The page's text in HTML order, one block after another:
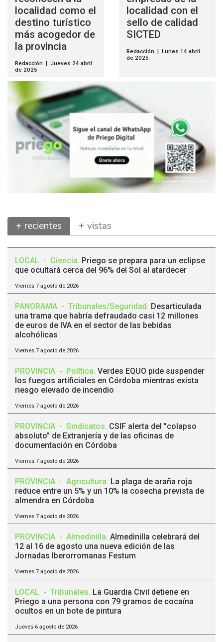
localidad como el
destino turístico
más acogedor de
la provincia
Redacción | Jueves 24 abril
de 2025
localidad con el
sello de calidad
SICTED
Redacción | Lunes 14 abril
de 2025
+ recientes + vistas
LOCAL - Ciencia. Priego se prepara para un eclipse
que ocultará cerca del 96% del Sol al atardecer
Viernes 7 agosto de 2026
PANORAMA - Tribunales/Seguridad. Desarticulada
una trama que habría defraudado casi 12 millones
de euros de IVA en el sector de las bebidas
alcohólicas
Viernes 7 agosto de 2026
PROVINCIA - Política. Verdes EQUO pide suspender
los fuegos artificiales en Córdoba mientras exista
riesgo elevado de incendio
Viernes 7 agosto de 2026
PROVINCIA - Sindicatos. CSIF alerta del "colapso
absoluto" de Extranjería y de las oficinas de
documentación en Córdoba
Viernes 7 agosto de 2026
PROVINCIA - Agricultura. La plaga de araña roja
reduce entre un 5% y un 10% la cosecha prevista de
almendra en Córdoba
Viernes 7 agosto de 2026
PROVINCIA - Almedinilla. Almedinilla celebrará del
12 al 16 de agosto una nueva edición de las
Jornadas Iberorromanas Festum
Viernes 7 agosto de 2026
LOCAL - Tribunales. La Guardia Civil detiene en
Priego a una persona con 79 gramos de cocaína
ocultos en un bote de pintura
Jueves 6 agosto de 2026